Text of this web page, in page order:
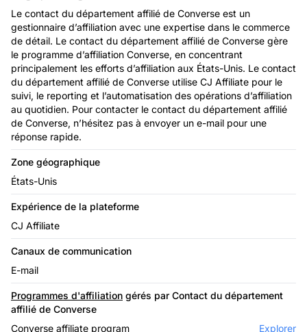
Le contact du département affilié de Converse est un
gestionnaire d’affiliation avec une expertise dans le commerce
de détail. Le contact du département affilié de Converse gère
le programme d’affiliation Converse, en concentrant
principalement les efforts d’affiliation aux États-Unis. Le contact
du département affilié de Converse utilise CJ Affiliate pour le
suivi, le reporting et l’automatisation des opérations d’affiliation
au quotidien. Pour contacter le contact du département affilié
de Converse, n’hésitez pas à envoyer un e-mail pour une
réponse rapide.
Zone géographique
États-Unis
Expérience de la plateforme
CJ Affiliate
Canaux de communication
E-mail
Programmes d'affiliation gérés par Contact du département
affilié de Converse
Converse affiliate program
Explorer